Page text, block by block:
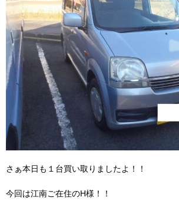
さぁ本日も１台買い取りましたよ！！
今回は江南ご在住のH様！！